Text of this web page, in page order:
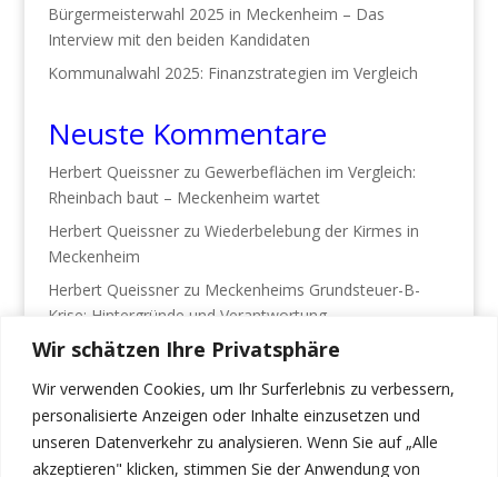
Wir schätzen Ihre Privatsphäre
Wir verwenden Cookies, um Ihr Surferlebnis zu verbessern,
personalisierte Anzeigen oder Inhalte einzusetzen und
unseren Datenverkehr zu analysieren. Wenn Sie auf „Alle
akzeptieren" klicken, stimmen Sie der Anwendung von
Bürgermeisterwahl 2025 in Meckenheim – Das
Interview mit den beiden Kandidaten
Kommunalwahl 2025: Finanzstrategien im Vergleich
Neuste Kommentare
Herbert Queissnerzu Gewerbeflächen im Vergleich:
Rheinbach baut – Meckenheim wartet
Herbert Queissnerzu Wiederbelebung der Kirmes in
Meckenheim
Herbert Queissnerzu Meckenheims Grundsteuer-B-
Krise: Hintergründe und Verantwortung
Michael VoßlohzuMeckenheims Grundsteuer-B-Krise:
Heinz J. BüsgenzuBürgermeisterwahl 2025 in
Meckenheim – Das Interview mit den beiden
Kandidaten